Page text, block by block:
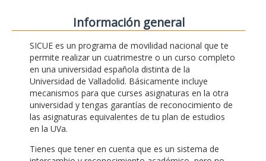
Información general
SICUE es un programa de movilidad nacional que te
permite realizar un cuatrimestre o un curso completo
en una universidad española distinta de la
Universidad de Valladolid. Básicamente incluye
mecanismos para que curses asignaturas en la otra
universidad y tengas garantías de reconocimiento de
las asignaturas equivalentes de tu plan de estudios
en la UVa.
Tienes que tener en cuenta que es un sistema de